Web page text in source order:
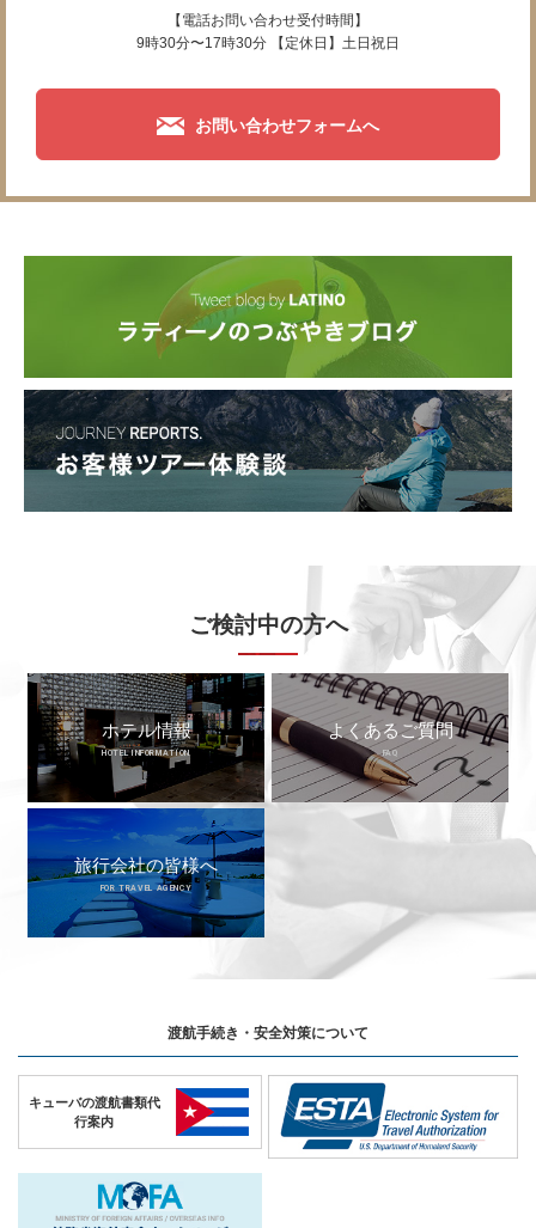
【電話お問い合わせ受付時間】
9時30分〜17時30分 【定休日】土日祝日
お問い合わせフォームへ
ご検討中の方へ
ホテル情報
HOTEL INFORMATION
よくあるご質問
FAQ
旅行会社の皆様へ
FOR TRAVEL AGENCY
渡航手続き・安全対策について
キューバの渡航書類代
行案内